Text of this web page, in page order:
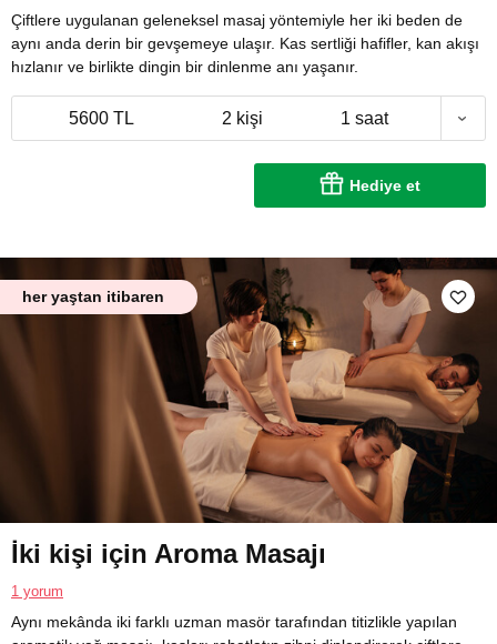
Çiftlere uygulanan geleneksel masaj yöntemiyle her iki beden de
aynı anda derin bir gevşemeye ulaşır. Kas sertliği hafifler, kan akışı
hızlanır ve birlikte dingin bir dinlenme anı yaşanır.
5600 TL 2 kişi 1 saat
Hediye et
her yaştan itibaren
İki kişi için Aroma Masajı
1 yorum
Aynı mekânda iki farklı uzman masör tarafından titizlikle yapılan